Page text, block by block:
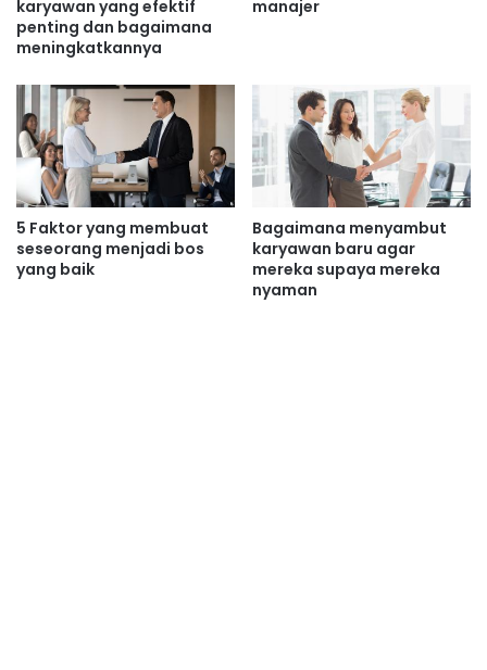
karyawan yang efektif
penting dan bagaimana
meningkatkannya
manajer
5 Faktor yang membuat
seseorang menjadi bos
yang baik
Bagaimana menyambut
karyawan baru agar
mereka supaya mereka
nyaman